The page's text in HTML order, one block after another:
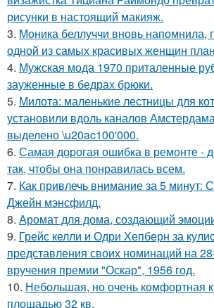
рисунки в настоящий макияж.
3. Моника беллуччи вновь напомнила,
одной из самых красивых женщин
4. Мужская мода 1970 приталенные
зауженные в бедрах брюки.
5. Милота: маленькие лестницы для
установили вдоль каналов
выделено \u20ac100'000.
6. Самая дорогая ошибка в ремонте -
так, чтобы она понравилась всем.
7. Как привлечь внимание за 5 минут:
Джейн мэнсфилд.
8. Аромат для дома, создающий
9. Грейс келли и Одри Хепберн за
представления своих номинаций на
вручения премии "Оскар", 1956 год.
10. Небольшая, но очень комфортная
площадью 32 кв.